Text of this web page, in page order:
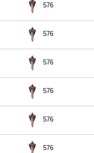
576
576
576
576
576
576